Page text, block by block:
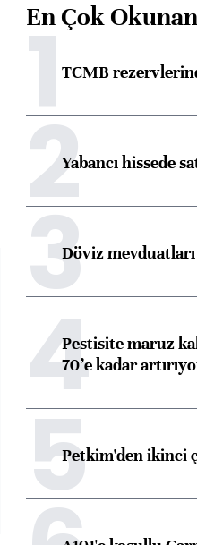
En Çok
1TCMB
2Yabancı hissede
3
Döviz
4Pestisite maruz
70’e kadar
5Petkim'den ikinci